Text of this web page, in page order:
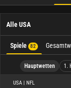
Alle USA
Spiele 82
Hauptwetten 1.
USA | NFL